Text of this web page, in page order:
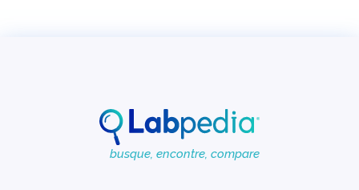
busque, encontre, compare